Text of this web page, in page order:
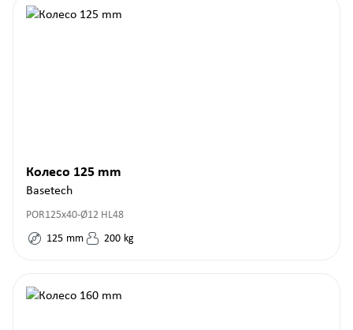
Колесо 125 mm
Basetech
POR125x40-Ø12 HL48
125 mm 200 kg